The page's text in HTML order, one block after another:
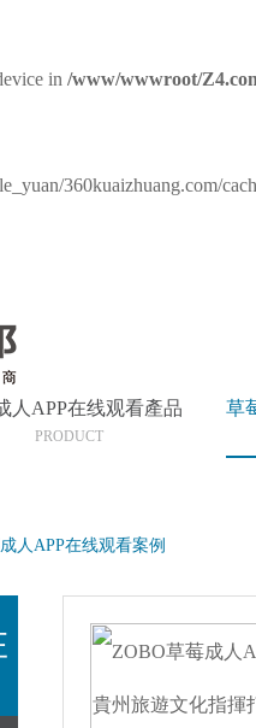
in /www/wwwroot/
360kuaizhuang.com/
人APP在线观看產品
PRODUCT
草
人APP在线观看案例